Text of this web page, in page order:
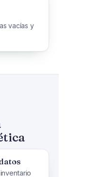
vacías y